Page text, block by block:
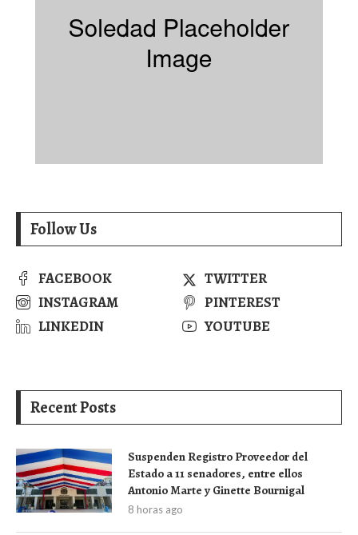
Follow Us
FACEBOOK
TWITTER
INSTAGRAM
PINTEREST
LINKEDIN
YOUTUBE
Recent Posts
Suspenden Registro Proveedor del
Estado a 11 senadores, entre ellos
Antonio Marte y Ginette Bournigal
8 horas ago